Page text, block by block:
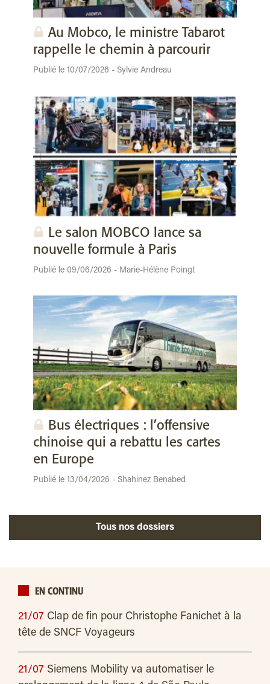
Au Mobco, le ministre Tabarot
rappelle le chemin à parcourir
Publié le 10/07/2026 - Sylvie Andreau
Le salon MOBCO lance sa
nouvelle formule à Paris
Publié le 09/06/2026 - Marie-Hélène Poingt
Bus électriques : l’offensive
chinoise qui a rebattu les cartes
en Europe
Publié le 13/04/2026 - Shahinez Benabed
Tous nos dossiers
EN CONTINU
21/07 Clap de fin pour Christophe Fanichet à la
tête de SNCF Voyageurs
21/07 Siemens Mobility va automatiser le